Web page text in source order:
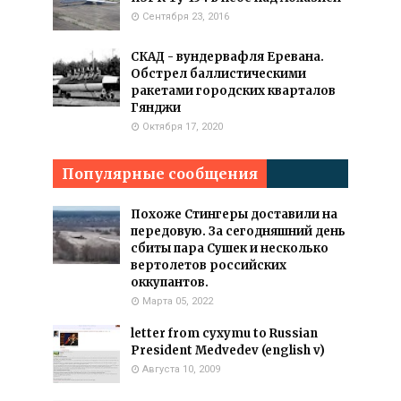
Сентября 23, 2016
СКАД - вундервафля Еревана.
Обстрел баллистическими
ракетами городских кварталов
Гянджи
Октября 17, 2020
Популярные сообщения
Похоже Стингеры доставили на
передовую. За сегодняшний день
сбиты пара Сушек и несколько
вертолетов российских
оккупантов.
Марта 05, 2022
letter from cyxymu to Russian
President Medvedev (english v)
Августа 10, 2009